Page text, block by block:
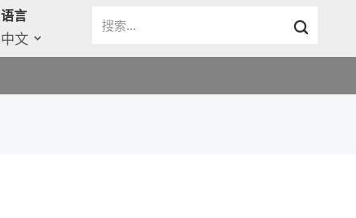
语言
中文